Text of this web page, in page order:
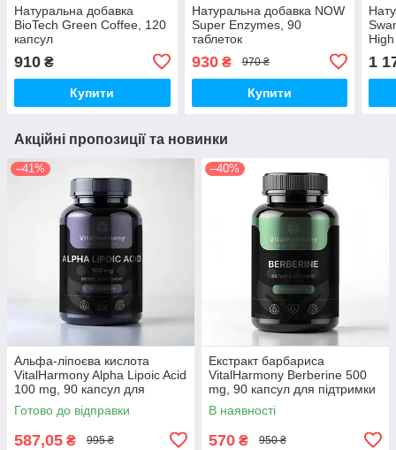
Натуральна добавка
BioTech Green Coffee, 120
капсул
910 ₴
Купити
Натуральна добавка NOW
Super Enzymes, 90
таблеток
930₴ 970 ₴
Купити
1
Акційні пропозиції та новинки
–41%
Альфа-ліпоєва кислота
VitalHarmony Alpha Lipoic Acid
100 mg, 90 капсул для
антиоксидантного захисту
Готово до відправки
587,05 ₴ 995 ₴
–40%
Екстракт барбариса
VitalHarmony Berberine 500
mg, 90 капсул для підтримки
рівня цукру в крові
В наявності
570 ₴ 950 ₴